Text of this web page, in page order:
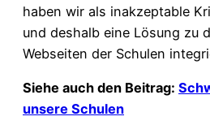
haben wir als inakzeptable
und deshalb eine Lösung zu
Webseiten der Schulen
Siehe auch den Beitrag:
unsere Schulen